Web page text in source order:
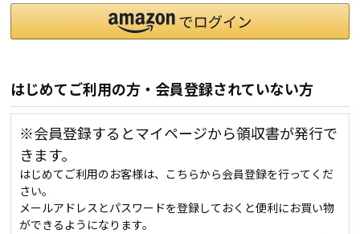
はじめてご利用の方・会員登録されていない方
※会員登録するとマイページから領収書が発行で
きます。
はじめてご利用のお客様は、こちらから会員登録を行ってくだ
さい。
メールアドレスとパスワードを登録しておくと便利にお買い物
ができるようになります。